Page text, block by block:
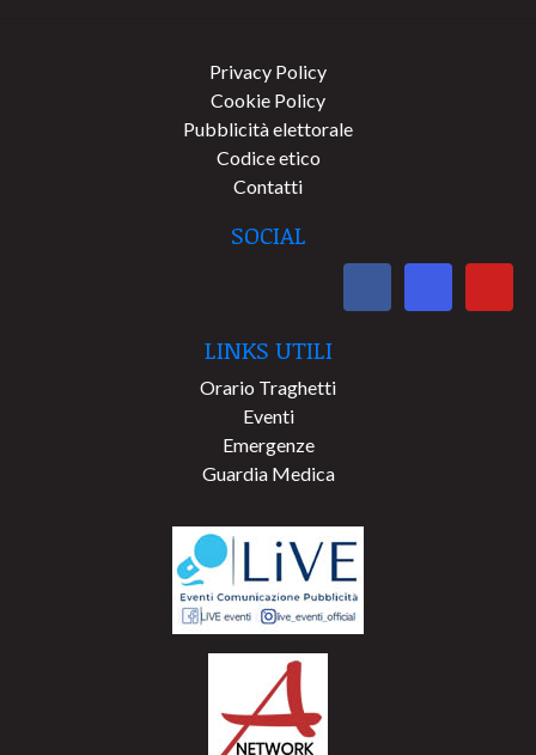
Privacy Policy
Cookie Policy
Pubblicità elettorale
Codice etico
Contatti
SOCIAL
LINKS UTILI
Orario Traghetti
Eventi
Emergenze
Guardia Medica